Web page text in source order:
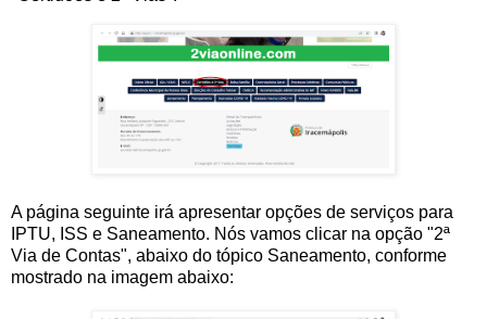
A página seguinte irá apresentar opções de serviços para
IPTU, ISS e Saneamento. Nós vamos clicar na opção "2ª
Via de Contas", abaixo do tópico Saneamento, conforme
mostrado na imagem abaixo: